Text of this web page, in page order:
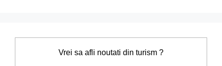
Vrei sa afli noutati din turism ?